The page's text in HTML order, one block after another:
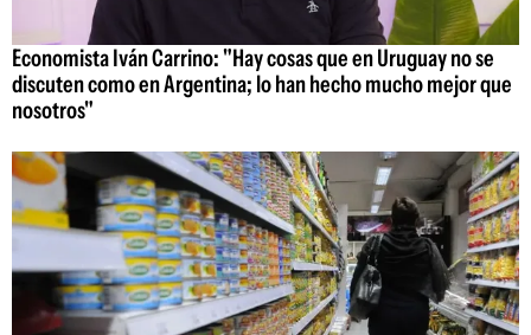
Economista Iván Carrino: "Hay cosas que en Uruguay no se
discuten como en Argentina; lo han hecho mucho mejor que
nosotros"